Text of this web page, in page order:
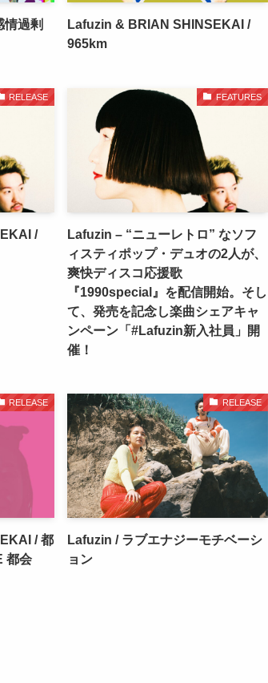
情過剰
Lafuzin & BRIAN SHINSEKAI /
965km
RELEASE
/
FEATURES
Lafuzin – “ニューレトロ” なソフ
ィスティポップ・デュオの2人が、
爽快ディスコ応援歌
『1990special』を配信開始。そし
て、発売を記念し楽曲シェアキャ
ンペーン「#Lafuzin新入社員」開
催！
RELEASE
/ 都
都会
RELEASE
Lafuzin / ラブエナジーモチベーシ
ョン